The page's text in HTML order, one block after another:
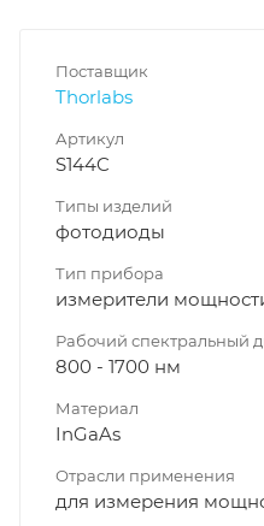
Поставщик
Thorlabs
Артикул
S144C
Типы изделий
фотодиоды
Тип прибора
измерители
Рабочий спектральный
800 - 1700 нм
Материал
InGaAs
Отрасли применения
для измерения